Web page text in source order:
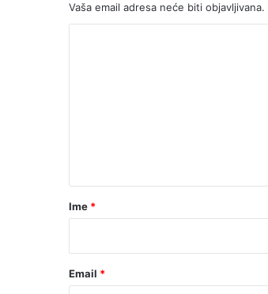
Vaša email adresa neće biti objavljivana.
r
Ime *
Email *